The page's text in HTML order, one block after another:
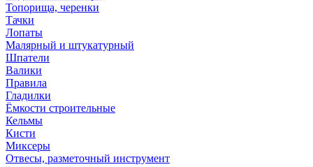
Топорища, черенки
Тачки
Лопаты
Малярный и штукатурный
Шпатели
Валики
Правила
Гладилки
Ёмкости строительные
Кельмы
Кисти
Миксеры
Отвесы, разметочный инструмент